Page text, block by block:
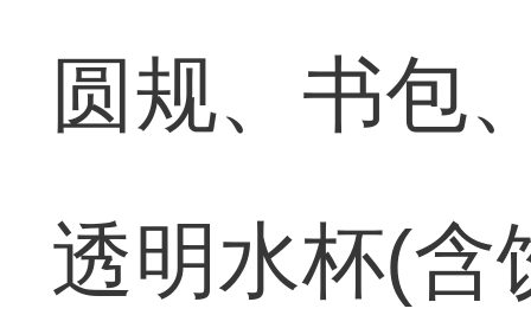
圆规、书包
透明水杯(含